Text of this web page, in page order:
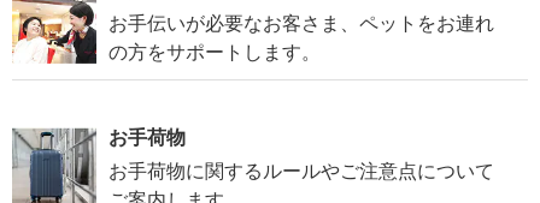
お手伝いが必要なお客さま、ペットをお連れ
の方をサポートします。
お手荷物
お手荷物に関するルールやご注意点について